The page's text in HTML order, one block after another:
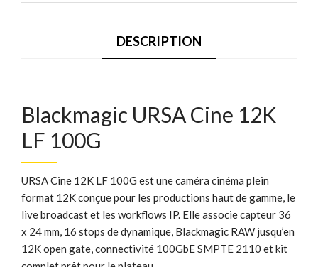
DESCRIPTION
Blackmagic URSA Cine 12K
LF 100G
URSA Cine 12K LF 100G est une caméra cinéma plein
format 12K conçue pour les productions haut de gamme, le
live broadcast et les workflows IP. Elle associe capteur 36
x 24 mm, 16 stops de dynamique, Blackmagic RAW jusqu’en
12K open gate, connectivité 100GbE SMPTE 2110 et kit